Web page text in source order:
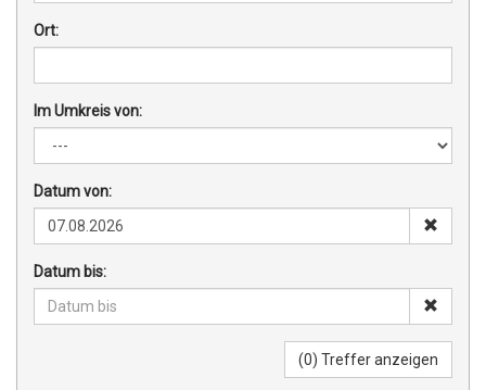
Ort:
Im Umkreis von:
Datum von:
Datum bis: